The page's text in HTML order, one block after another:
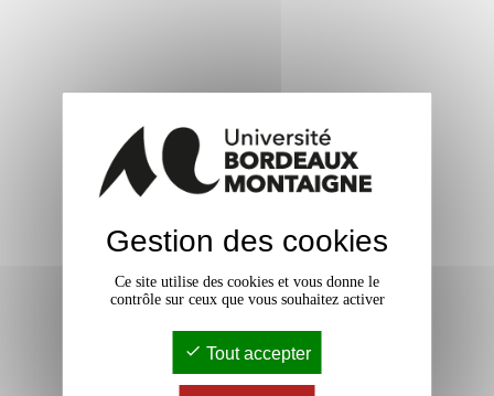
Gestion des cookies
Ce site utilise des cookies et vous donne le
contrôle sur ceux que vous souhaitez activer
Tout accepter